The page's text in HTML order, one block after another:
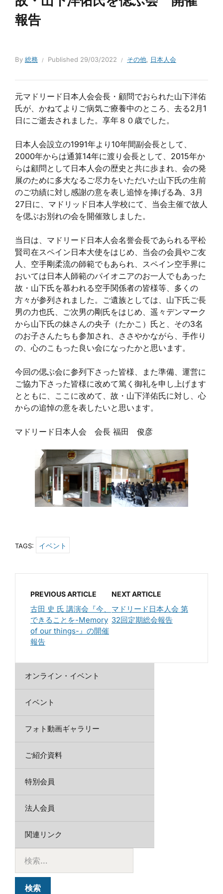
報告
By 総務 Published 29/03/2022 その他, 日本人会
元マドリード日本人会会長・顧問でおられた山下洋佑
氏が、かねてよりご病気ご療養中のところ、去る2月1
日にご逝去されました。享年８０歳でした。
日本人会設立の1991年より10年間副会長として、
2000年からは通算14年に渡り会長として、2015年か
らは顧問として日本人会の歴史と共に歩まれ、会の発
展のために多大なるご尽力をいただいた山下氏の生前
のご功績に対し感謝の意を表し追悼を捧げる為、3月
27日に、マドリッド日本人学校にて、当会主催で故人
を偲ぶお別れの会を開催致しました。
当日は、マドリード日本人会名誉会長であられる平松
賢司在スペイン日本大使をはじめ、当会の会員やご友
人、空手剛柔流の師範でもあられ、スペイン空手界に
おいては日本人師範のパイオニアのお一人でもあった
故・山下氏を慕われる空手関係者の皆様等、多くの
方々が参列されました。ご遺族としては、山下氏ご長
男の力也氏、ご次男の剛氏をはじめ、遥々デンマーク
から山下氏の妹さんの央子（たかこ）氏と、その3名
のお子さんたちも参加され、ささやかながら、手作り
の、心のこもった良い会になったかと思います。
今回の偲ぶ会に参列下さった皆様、また準備、運営に
ご協力下さった皆様に改めて篤く御礼を申し上げます
とともに、ここに改めて、故・山下洋佑氏に対し、心
からの追悼の意を表したいと思います。
マドリード日本人会 会長 福田 俊彦
TAGS: イベント
PREVIOUS ARTICLE
古田 史 氏 講演会『今、
できることを-Memory
of our things-』の開催
報告
NEXT ARTICLE
マドリード日本人会 第
32回定期総会報告
オンライン・イベント
イベント
フォト動画ギャラリー
ご紹介資料
特別会員
法人会員
関連リンク